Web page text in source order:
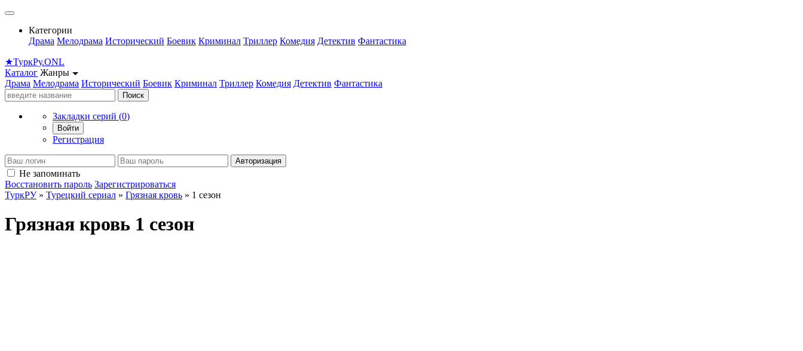
Категории
Драма Мелодрама Исторический Боевик Криминал Триллер Комедия Детектив Фантастика
★ТуркРу.ONL
Каталог Жанры
Драма Мелодрама Исторический Боевик Криминал Триллер Комедия Детектив Фантастика
Поиск
Закладки серий (0)
Войти
Регистрация
Авторизация
Не запоминать
Восстановить пароль Зарегистрироваться
ТуркРУ» Турецкий сериал » Грязная кровь » 1 сезон
Грязная кровь 1 сезон